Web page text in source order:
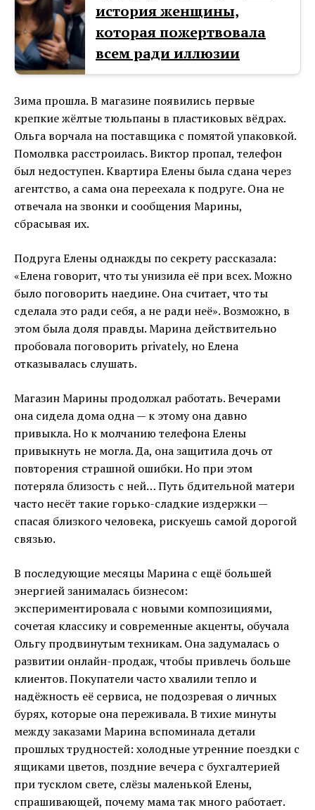
история женщины,
которая пожертвовала
всем ради иллюзии
Зима прошла. В магазине появились первые
крепкие жёлтые тюльпаны в пластиковых вёдрах.
Ольга ворчала на поставщика с помятой упаковкой.
Помолвка расстроилась. Виктор пропал, телефон
был недоступен. Квартира Елены была сдана через
агентство, а сама она переехала к подруге. Она не
отвечала на звонки и сообщения Марины,
сбрасывая их.
Подруга Елены однажды по секрету рассказала:
«Елена говорит, что ты унизила её при всех. Можно
было поговорить наедине. Она считает, что ты
сделала это ради себя, а не ради неё». Возможно, в
этом была доля правды. Марина действительно
пробовала поговорить privately, но Елена
отказывалась слушать.
Магазин Марины продолжал работать. Вечерами
она сидела дома одна — к этому она давно
привыкла. Но к молчанию телефона Елены
привыкнуть не могла. Да, она защитила дочь от
повторения страшной ошибки. Но при этом
потеряла близость с ней… Путь бдительной матери
часто несёт такие горько-сладкие издержки —
спасая близкого человека, рискуешь самой дорогой
связью.
В последующие месяцы Марина с ещё большей
энергией занималась бизнесом:
экспериментировала с новыми композициями,
сочетая классику и современные акценты, обучала
Ольгу продвинутым техникам. Она задумалась о
развитии онлайн-продаж, чтобы привлечь больше
клиентов. Покупатели часто хвалили тепло и
надёжность её сервиса, не подозревая о личных
бурях, которые она переживала. В тихие минуты
между заказами Марина вспоминала детали
прошлых трудностей: холодные утренние поездки с
ящиками цветов, поздние вечера с бухгалтерией
при тусклом свете, слёзы маленькой Елены,
спрашивающей, почему мама так много работает.